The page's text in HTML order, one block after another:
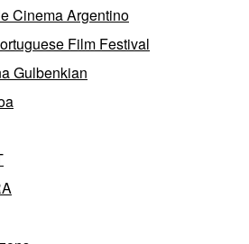
Cinema Argentino
Film Festival
Gulbenkian